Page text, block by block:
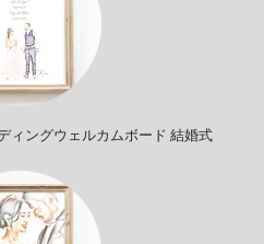
ィングウェルカムボード 結婚式